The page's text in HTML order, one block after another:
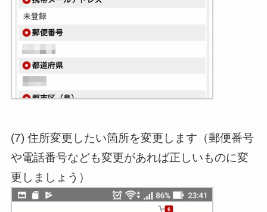
(7) 住所変更したい箇所を変更します（郵便番号
や電話番号なども変更があれば正しいものに変
更しましょう）